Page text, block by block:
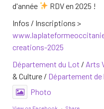
d'année
RDV en 2025 !
Infos / Inscriptions >
creations-2025
Département du Lot / Arts
& Culture / Département de
Photo